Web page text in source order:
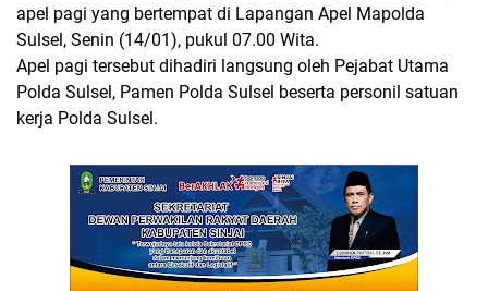
apel pagi yang bertempat di Lapangan Apel Mapolda
Sulsel, Senin (14/01), pukul 07.00 Wita.
Apel pagi tersebut dihadiri langsung oleh Pejabat Utama
Polda Sulsel, Pamen Polda Sulsel beserta personil satuan
kerja Polda Sulsel.